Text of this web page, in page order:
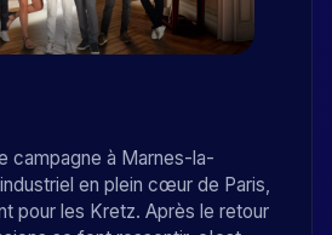
campagne à Marnes-la-
en plein cœur de Paris,
pour les Kretz. Après le retour